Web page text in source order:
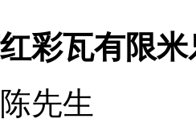
彩瓦有限
先生